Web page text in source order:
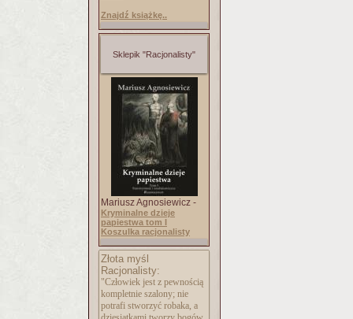
Znajdź książkę..
Sklepik "Racjonalisty"
Mariusz Agnosiewicz -
Kryminalne dzieje
papiestwa tom I
Koszulka racjonalisty
Złota myśl
Racjonalisty:
"Człowiek jest z pewnością
kompletnie szalony; nie
potrafi stworzyć robaka, a